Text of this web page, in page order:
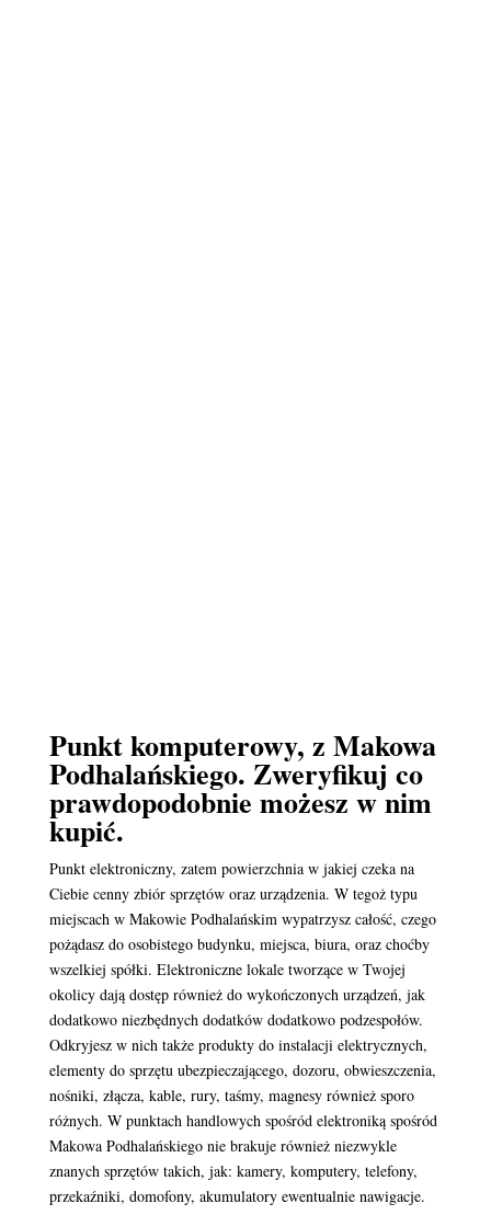
Punkt komputerowy, z Makowa
Podhalańskiego. Zweryfikuj co
prawdopodobnie możesz w nim
kupić.
Punkt elektroniczny, zatem powierzchnia w jakiej czeka na
Ciebie cenny zbiór sprzętów oraz urządzenia. W tegoż typu
miejscach w Makowie Podhalańskim wypatrzysz całość, czego
pożądasz do osobistego budynku, miejsca, biura, oraz choćby
wszelkiej spółki. Elektroniczne lokale tworzące w Twojej
okolicy dają dostęp również do wykończonych urządzeń, jak
dodatkowo niezbędnych dodatków dodatkowo podzespołów.
Odkryjesz w nich także produkty do instalacji elektrycznych,
elementy do sprzętu ubezpieczającego, dozoru, obwieszczenia,
nośniki, złącza, kable, rury, taśmy, magnesy również sporo
różnych. W punktach handlowych spośród elektroniką spośród
Makowa Podhalańskiego nie brakuje również niezwykle
znanych sprzętów takich, jak: kamery, komputery, telefony,
przekaźniki, domofony, akumulatory ewentualnie nawigacje.